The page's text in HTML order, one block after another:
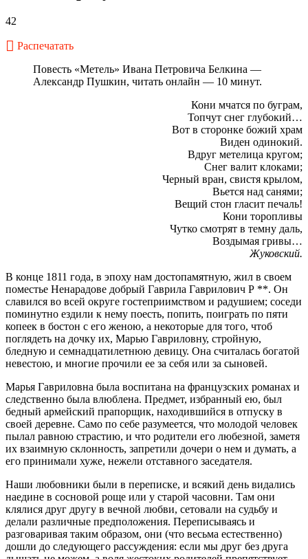
42
Распечатать
Повесть «Метель» Ивана Петровича Белкина —
Александр Пушкин, читать онлайн — 10 минут.
Кони мчатся по буграм,
Топчут снег глубокий…
Вот в сторонке божий храм
Виден одинокий.
Вдруг метелица кругом;
Снег валит клоками;
Черный вран, свистя крылом,
Вьется над санями;
Вещий стон гласит печаль!
Кони торопливы
Чутко смотрят в темну даль,
Воздымая гривы…
Жуковский.
В конце 1811 года, в эпоху нам достопамятную, жил в своем
поместье Ненарадове добрый Гаврила Гаврилович Р **. Он
славился во всей округе гостеприимством и радушием; соседи
поминутно ездили к нему поесть, попить, поиграть по пяти
копеек в бостон с его женою, а некоторые для того, чтоб
поглядеть на дочку их, Марью Гавриловну, стройную,
бледную и семнадцатилетнюю девицу. Она считалась богатой
невестою, и многие прочили ее за себя или за сыновей.
Марья Гавриловна была воспитана на французских романах и
следственно была влюблена. Предмет, избранный ею, был
бедный армейский прапорщик, находившийся в отпуску в
своей деревне. Само по себе разумеется, что молодой человек
пылал равною страстию, и что родители его любезной, заметя
их взаимную склонность, запретили дочери о нем и думать, а
его принимали хуже, нежели отставного заседателя.
Наши любовники были в переписке, и всякий день видались
наедине в сосновой роще или у старой часовни. Там они
клялися друг другу в вечной любви, сетовали на судьбу и
делали различные предположения. Переписываясь и
разговаривая таким образом, они (что весьма естественно)
дошли до следующего рассуждения: если мы друг без друга